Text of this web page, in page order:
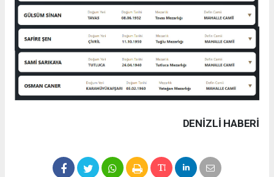
DENIZLI HABERİ